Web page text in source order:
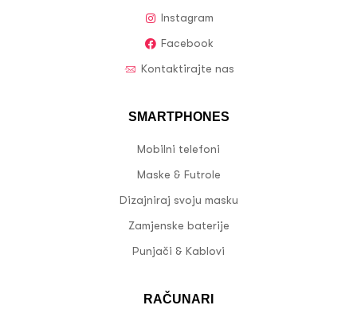
Instagram
Facebook
Kontaktirajte nas
SMARTPHONES
Mobilni telefoni
Maske & Futrole
Dizajniraj svoju masku
Zamjenske baterije
Punjači & Kablovi
RAČUNARI